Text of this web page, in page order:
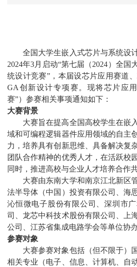
全国大学生嵌入式芯片与系统设
2024年3月启动“第七届（2024）全国
统设计竞赛”，本届设芯片应用赛道
GA 创新设计专项赛。现将芯片应
赛”）参赛相关事项通知如下：
大赛背景
大赛旨在提高全国高校学生在嵌
域和可编程逻辑器件应用领域的自主
力，培养具有创新思维、具备解决复
团队合作精神的优秀人才，在活跃校
同时，推进高校与企业人才培养合作共
大赛由东南大学和南京江北新区
法半导体（中国）投资有限公司、海
沁恒微电子 股份有限公司、深圳市
司、龙芯中科技术股份有限公司、上
公司、江苏省集成电路学会等单位协办
参赛对象
大赛参赛对象包括（但不限于）
相关专业（电子、信息、计算机、自